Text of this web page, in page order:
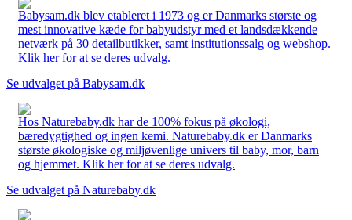
Babysam.dk blev etableret i 1973 og er Danmarks største og
mest innovative kæde for babyudstyr med et landsdækkende
netværk på 30 detailbutikker, samt institutionssalg og webshop.
Klik her for at se deres udvalg.
Se udvalget på Babysam.dk
Hos Naturebaby.dk har de 100% fokus på økologi,
bæredygtighed og ingen kemi. Naturebaby.dk er Danmarks
største økologiske og miljøvenlige univers til baby, mor, barn
og hjemmet. Klik her for at se deres udvalg.
Se udvalget på Naturebaby.dk